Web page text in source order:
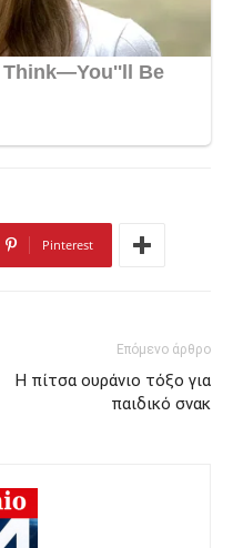
Pinterest
Επόμενο άρθρο
Η πίτσα ουράνιο τόξο για
παιδικό σνακ